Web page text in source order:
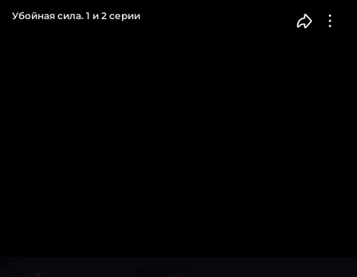
Убойная сила. 1 и 2 серии